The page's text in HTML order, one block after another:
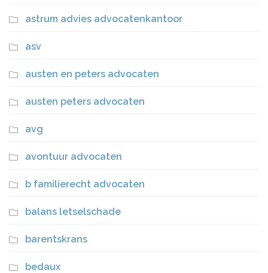
astrum advies advocatenkantoor
asv
austen en peters advocaten
austen peters advocaten
avg
avontuur advocaten
b familierecht advocaten
balans letselschade
barentskrans
bedaux